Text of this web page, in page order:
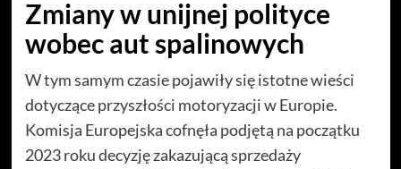
Zmiany w unijnej polityce
wobec aut spalinowych
W tym samym czasie pojawiły się istotne wieści
dotyczące przyszłości motoryzacji w Europie.
Komisja Europejska cofnęła podjętą na początku
2023 roku decyzję zakazującą sprzedaży